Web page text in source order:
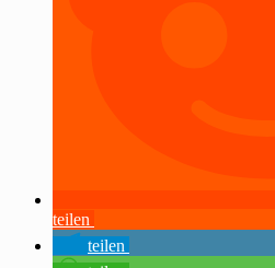
teilen
teilen